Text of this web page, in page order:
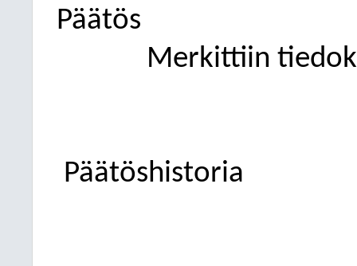
Päätös
Merkittiin
Päätöshistoria